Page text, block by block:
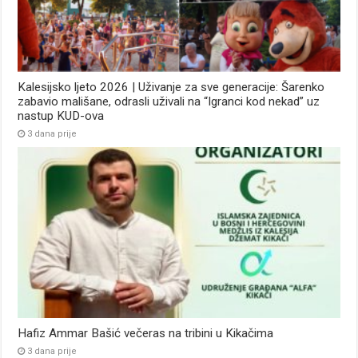
Kalesijsko ljeto 2026 | Uživanje za sve generacije: Šarenko
zabavio mališane, odrasli uživali na “Igranci kod nekad” uz
nastup KUD-ova
3 dana prije
Hafiz Ammar Bašić večeras na tribini u Kikačima
3 dana prije